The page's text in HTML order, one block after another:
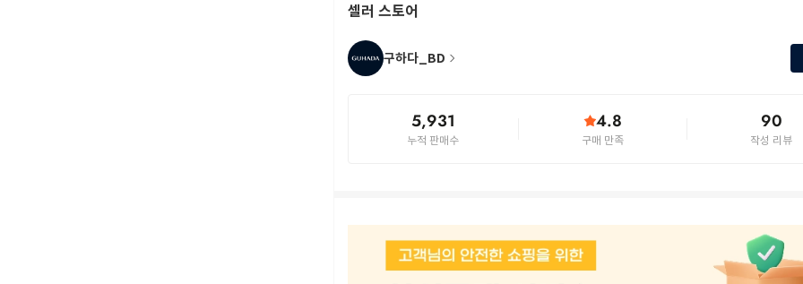
셀러 스토어
구하다_BD
5,931
누적 판매수
4.8
구매 만족
90
작성 리뷰